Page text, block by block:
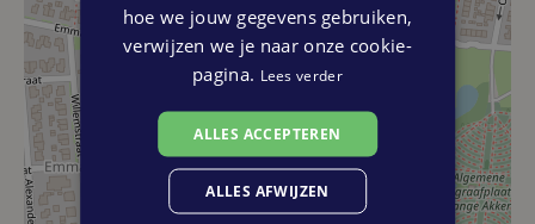
hoe we jouw gegevens gebruiken,
verwijzen we je naar onze cookie-
pagina. Lees verder
ALLES ACCEPTEREN
ALLES AFWIJZEN